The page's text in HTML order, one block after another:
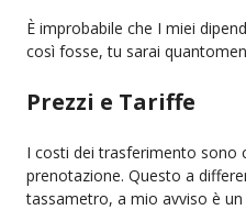
È improbabile che I miei
così fosse, tu sarai
Prezzi e Tariffe
I costi dei trasferimento sono
prenotazione. Questo a
tassametro, a mio avviso è un